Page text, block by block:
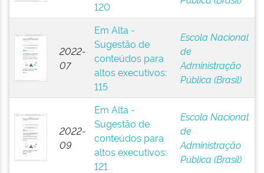
120
2022-
07
Em Alta -
Sugestão de
conteúdos para
altos executivos:
115
Escola Nacional
de
Administração
Pública (Brasil)
2022-
09
Em Alta -
Sugestão de
conteúdos para
altos executivos:
121
Escola Nacional
de
Administração
Pública (Brasil)